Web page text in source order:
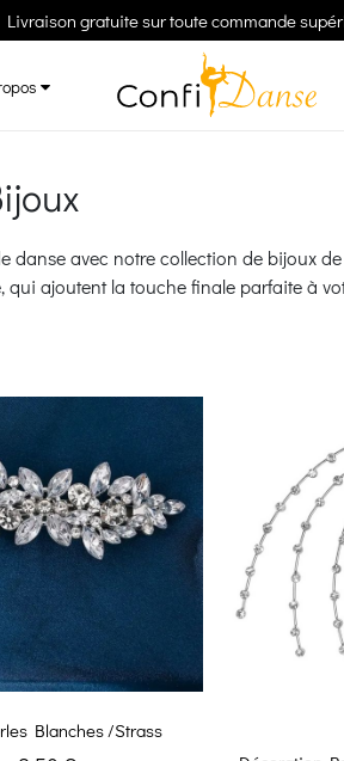
Livraison gratuite sur toute commande
danse avec notre collection de bijoux
ajoutent la touche finale parfaite à
Blanches /Strass